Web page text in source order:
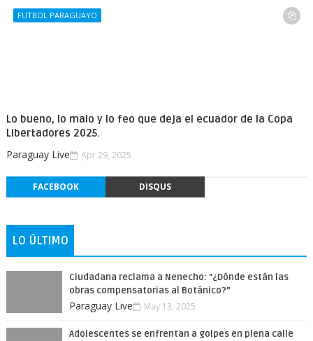
FUTBOL PARAGUAYO
Lo bueno, lo malo y lo feo que deja el ecuador de la Copa
Libertadores 2025.
Paraguay Live Apr 29, 2025
FACEBOOK DISQUS
LO ÚLTIMO
Ciudadana reclama a Nenecho: "¿Dónde están las
obras compensatorias al Botánico?”
Paraguay Live May 13, 2025
Adolescentes se enfrentan a golpes en plena calle